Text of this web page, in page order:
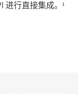
进行直接集成。¹